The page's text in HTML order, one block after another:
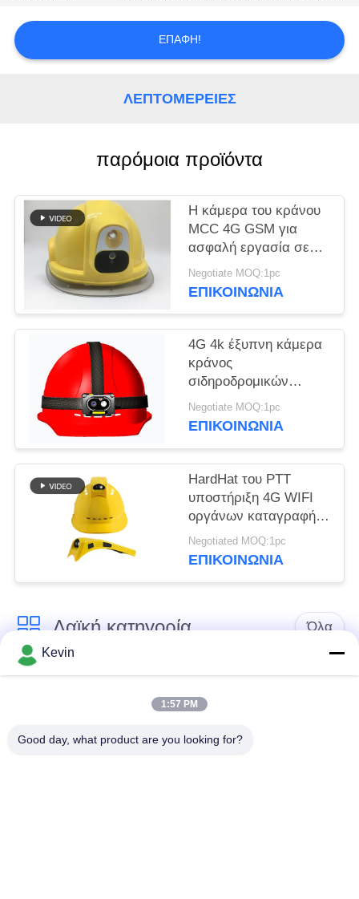
ΕΠΙΚΟΙΝΩΝΉΣΤΕ
ΕΙΔΉΣΕΙΣ
ΥΠΟΘΈΣΕΙΣ
ΖΗΤΉΣΤΕ
ΜΙΑ
ΠΡΟΣΦΟΡΆ
SITEMAP
ΠΟΛΙΤΙΚΉ
ΑΠΟΡΡΉΤΟΥ
ΕΠΑΦΉ!
ΛΕΠΤΟΜΈΡΕΙΕΣ
παρόμοια προϊόντα
Η κάμερα του κράνου
MCC 4G GSM για
ασφαλή εργασία σε
ψυχρά περιβάλλοντα
Negotiate MOQ:1pc
ΕΠΙΚΟΙΝΩΝΊΑ
4G 4k έξυπνη κάμερα
κράνος
σιδηροδρομικών
οχημάτων
Negotiate MOQ:1pc
ΕΠΙΚΟΙΝΩΝΊΑ
HardHat του PTT
υποστήριξη 4G WIFI
οργάνων καταγραφής
βιντεοκάμερων
καμερών κρανών
Negotiated MOQ:1pc
ΕΠΙΚΟΙΝΩΝΊΑ
Λαϊκή κατηγορία Όλα
Φορεμένες
Κάμερες σώματος
αστυνομίας
4G φορεμένη σώμα
Κάμερα κρανών
Kevin
1:57 PM
Good day, what product are you looking for?